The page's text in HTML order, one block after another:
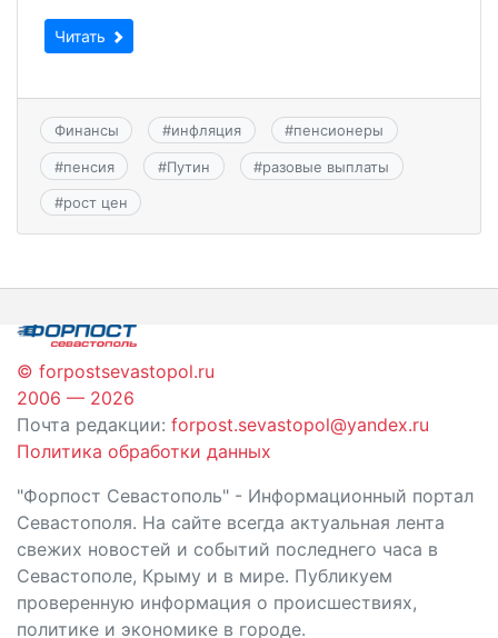
Читать
Финансы #инфляция #пенсионеры
#пенсия #Путин #разовые выплаты
#рост цен
© forpostsevastopol.ru
2006 — 2026
Почта редакции: forpost.sevastopol@yandex.ru
Политика обработки данных
"Форпост Севастополь" - Информационный портал
Севастополя. На сайте всегда актуальная лента
свежих новостей и событий последнего часа в
Севастополе, Крыму и в мире. Публикуем
проверенную информация о происшествиях,
политике и экономике в городе.